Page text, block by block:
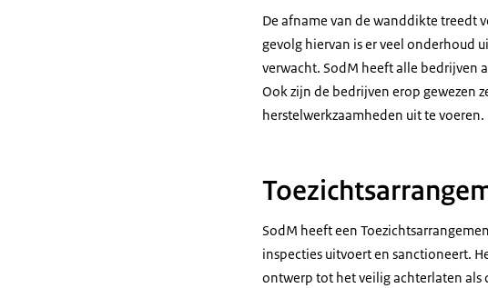
De afname van de wanddikte treedt
gevolg hiervan is er veel onderhoud
verwacht. SodM heeft alle bedrijven
Ook zijn de bedrijven erop gewezen
herstelwerkzaamheden uit te voeren.
SodM heeft een
inspecties uitvoert en sanctioneert.
ontwerp tot het veilig achterlaten als